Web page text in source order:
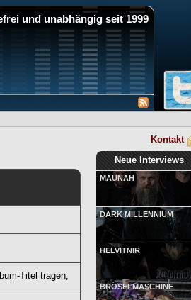
und unabhängig seit 1999
Kontakt
Neue Interviews
MAUNAH
DARK MILLENNIUM
HELVITNIR
BRÖSELMASCHINE
Titel tragen,